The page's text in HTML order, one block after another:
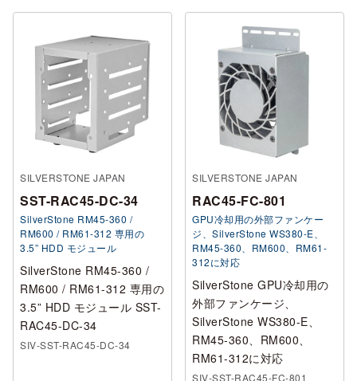
SILVERSTONE JAPAN
SST-RAC45-DC-34
SilverStone RM45-360 /
RM600 / RM61-312 専用の
3.5” HDD モジュール
SilverStone RM45-360 /
RM600 / RM61-312 専用の
3.5” HDD モジュール SST-
RAC45-DC-34
SIV-SST-RAC45-DC-34
SILVERSTONE JAPAN
RAC45-FC-801
GPU冷却用の外部ファンケー
ジ、SilverStone WS380-E、
RM45-360、RM600、RM61-
312に対応
SilverStone GPU冷却用の
外部ファンケージ、
SilverStone WS380-E、
RM45-360、RM600、
RM61-312に対応
SIV-SST-RAC45-FC-801